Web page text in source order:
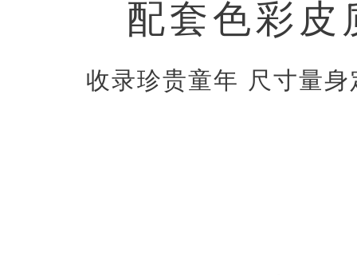
配套色彩皮
收录珍贵童年 尺寸量